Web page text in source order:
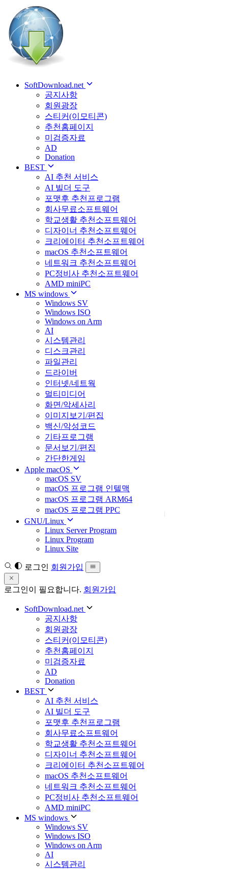
SoftDownload.net
공지사항
회원광장
스티커(이모티콘)
추천홈페이지
미검증자료
AD
Donation
BEST
AI 추천 서비스
AI 빌더 도구
포맷후 추천프로그램
회사무료소프트웨어
학교생활 추천소프트웨어
디자이너 추천소프트웨어
크리에이터 추천소프트웨어
macOS 추천소프트웨어
네트워크 추천소프트웨어
PC정비사 추천소프트웨어
AMD miniPC
MS windows
Windows SV
Windows ISO
Windows on Arm
AI
시스템관리
디스크관리
파일관리
드라이버
인터넷/네트웍
멀티미디어
화면/악세사리
이미지보기/편집
백신/악성코드
기타프로그램
문서보기/편집
간단한게임
Apple macOS
macOS SV
macOS 프로그램 인텔맥
macOS 프로그램 ARM64
macOS 프로그램 PPC
GNU/Linux
Linux Server Program
Linux Program
Linux Site
로그인 회원가입
로그인이 필요합니다. 회원가입
SoftDownload.net
공지사항
회원광장
스티커(이모티콘)
추천홈페이지
미검증자료
AD
Donation
BEST
AI 추천 서비스
AI 빌더 도구
포맷후 추천프로그램
회사무료소프트웨어
학교생활 추천소프트웨어
디자이너 추천소프트웨어
크리에이터 추천소프트웨어
macOS 추천소프트웨어
네트워크 추천소프트웨어
PC정비사 추천소프트웨어
AMD miniPC
MS windows
Windows SV
Windows ISO
Windows on Arm
AI
시스템관리